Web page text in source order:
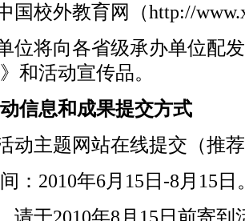
校外教育网（http://
将向各省级承办单位配发
和活动宣传品。
信息和成果提交方式
主题网站在线提交（推荐
2010年6月15日-8月15日
于2010年8月15日前寄到